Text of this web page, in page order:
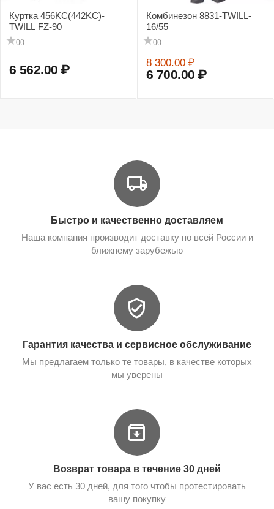
Куртка 456KC(442KC)-
TWILL FZ-90
0.0
6 562.00 ₽
Комбинезон 8831-TWILL-
16/55
0.0
8 300.00 ₽
6 700.00 ₽
Быстро и качественно доставляем
Наша компания производит доставку по всей России и
ближнему зарубежью
Гарантия качества и сервисное обслуживание
Мы предлагаем только те товары, в качестве которых
мы уверены
Возврат товара в течение 30 дней
У вас есть 30 дней, для того чтобы протестировать
вашу покупку